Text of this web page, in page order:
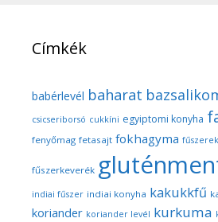
Címkék
babérlevél baharat
csicseriborsó cukkíni egyiptomi konyha
fenyőmag fetasajt fokhagyma fűszerek
fűszerkeverék
indiai fűszer indiai konyha kakukkfű
koriander koriander levél kurkuma